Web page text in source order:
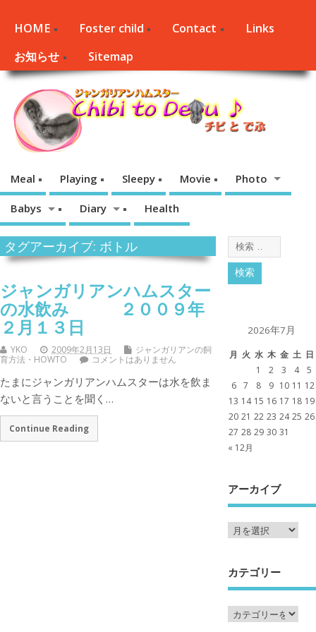
HOME Foster child Contact
Links
お知らせ
Sitemap
Meal Playing Sleepy Movie Photo
Babys Diary Health
タグアーカイブ: ボトル
ジャンガリアンハムスター
の水飲み ２００９年
２月１３日
YKO 2009年2月13日
ジャンガリアンの飼
育方法・HOWTO
コメントはありません
たまにジャンガリアンハムスターは水を飲ま
ないと言うことを聞く…
Continue Reading
2026年7月
月 火 水 木 金 土 日
1
2 3 4
5
6
7 8 9 10 11 12
13 14 15 16 17 18 19
20 21 22 23 24 25 26
27 28 29 30 31
« 12月
アーカイブ
カテゴリー